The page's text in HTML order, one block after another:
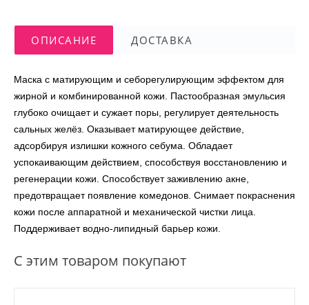
ОПИСАНИЕ ДОСТАВКА
Маска с матирующим и себорегулирующим эффектом для
жирной и комбинированной кожи. Пастообразная эмульсия
глубоко очищает и сужает поры, регулирует деятельность
сальных желёз. Оказывает матирующее действие,
адсорбируя излишки кожного себума. Обладает
успокаивающим действием, способствуя восстановлению и
регенерации кожи. Способствует заживлению акне,
предотвращает появление комедонов. Снимает покраснения
кожи после аппаратной и механической чистки лица.
Поддерживает водно-липидный барьер кожи.
С этим товаром покупают